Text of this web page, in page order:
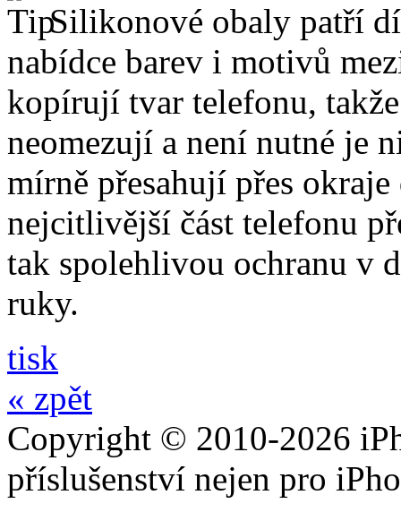
Silikonové obaly patří
nabídce barev i motivů
kopírují tvar telefonu,
neomezují a není nutné je
mírně přesahují přes
nejcitlivější část telefonu
tak spolehlivou ochranu v
ruky.
tisk
« zpět
Copyright © 2010-2026
příslušenství nejen pro